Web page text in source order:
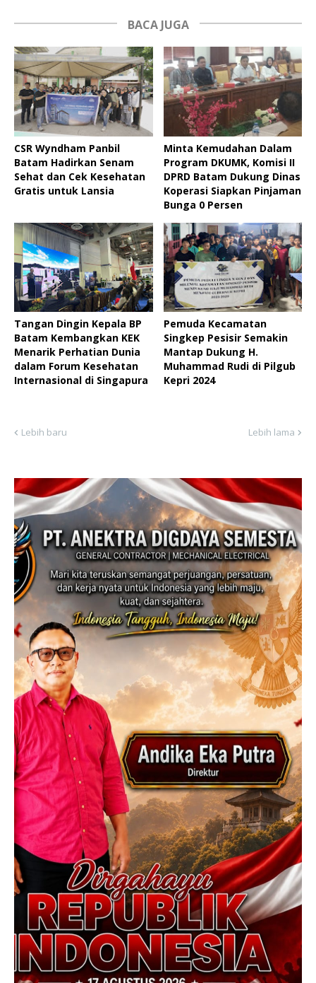
BACA JUGA
CSR Wyndham Panbil
Batam Hadirkan Senam
Sehat dan Cek Kesehatan
Gratis untuk Lansia
Minta Kemudahan Dalam
Program DKUMK, Komisi II
DPRD Batam Dukung Dinas
Koperasi Siapkan Pinjaman
Bunga 0 Persen
Tangan Dingin Kepala BP
Batam Kembangkan KEK
Menarik Perhatian Dunia
dalam Forum Kesehatan
Internasional di Singapura
Pemuda Kecamatan
Singkep Pesisir Semakin
Mantap Dukung H.
Muhammad Rudi di Pilgub
Kepri 2024
Lebih baru Lebih lama